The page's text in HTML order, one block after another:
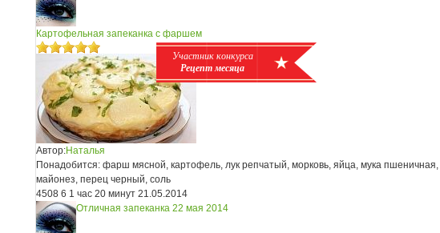
Участник конкурса
Рецепт месяца
Картофельная запеканка с фаршем
Автор:Наталья
Понадобится: фарш мясной, картофель, лук репчатый, морковь, яйца, мука пшеничная,
майонез, перец черный, соль
4508 6 1 час 20 минут 21.05.2014
Отличная запеканка 22 мая 2014